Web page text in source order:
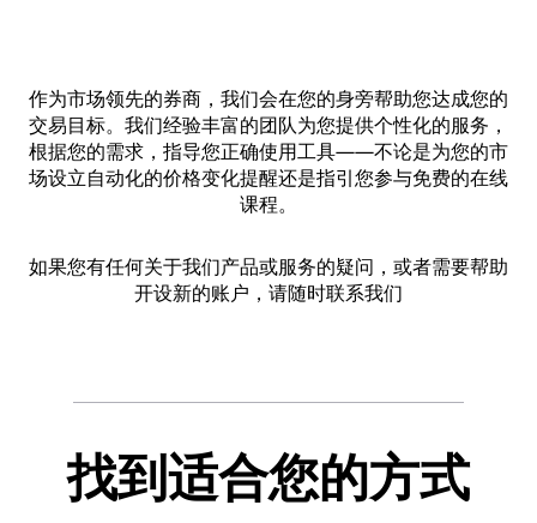
作为市场领先的券商，我们会在您的身旁帮助您达成您的
交易目标。我们经验丰富的团队为您提供个性化的服务，
根据您的需求，指导您正确使用工具——不论是为您的市
场设立自动化的价格变化提醒还是指引您参与免费的在线
课程。
如果您有任何关于我们产品或服务的疑问，或者需要帮助
开设新的账户，请随时联系我们
找到适合您的方式